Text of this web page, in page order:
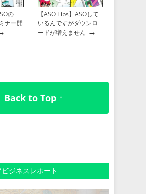
の
ナー開
【ASO Tips】ASOして
いるんですがダウンロ
ードが増えません →
Back to Top ↑
ジネスレポート